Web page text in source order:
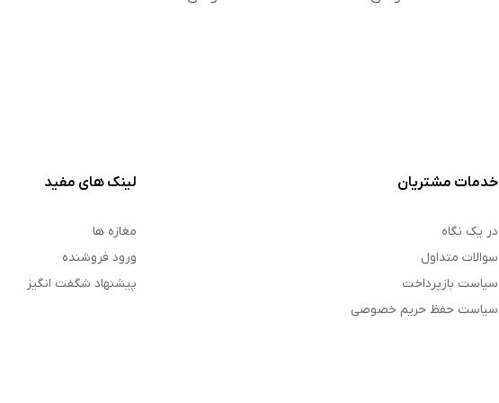
خدمات مشتریان
در یک نگاه
سوالات متداول
سیاست بازپرداخت
سیاست حفظ حریم خصوصی
لینک های مفید
مغازه ها
ورود فروشنده
پیشنهاد شگفت انگیز